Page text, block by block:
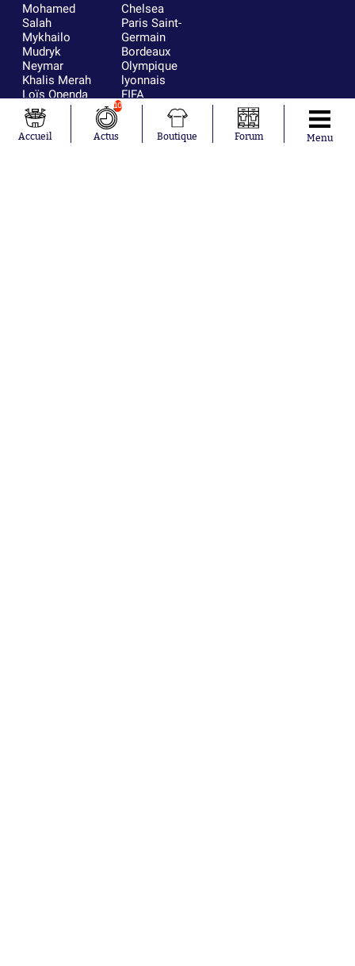
Mohamed
Salah
Mykhailo
Mudryk
Neymar
Khalis Merah
Loïs Openda
Moussa
Niakhaté
Nicolás
Chelsea
Paris Saint-
Germain
Bordeaux
Olympique
lyonnais
FIFA
Real Madrid
RC Strasbourg
AC Milan
Accueil
10
Actus Boutique Forum Menu